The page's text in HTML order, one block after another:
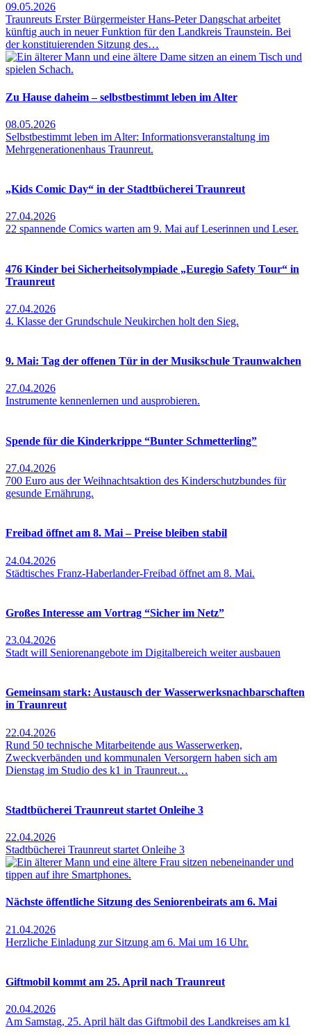
09.05.2026
Traunreuts Erster Bürgermeister Hans-Peter Dangschat arbeitet
künftig auch in neuer Funktion für den Landkreis Traunstein. Bei
der konstituierenden Sitzung des…
Zu Hause daheim – selbstbestimmt leben im Alter
08.05.2026
Selbstbestimmt leben im Alter: Informationsveranstaltung im
Mehrgenerationenhaus Traunreut.
„Kids Comic Day“ in der Stadtbücherei Traunreut
27.04.2026
22 spannende Comics warten am 9. Mai auf Leserinnen und Leser.
476 Kinder bei Sicherheitsolympiade „Euregio Safety Tour“ in
Traunreut
27.04.2026
4. Klasse der Grundschule Neukirchen holt den Sieg.
9. Mai: Tag der offenen Tür in der Musikschule Traunwalchen
27.04.2026
Instrumente kennenlernen und ausprobieren.
Spende für die Kinderkrippe “Bunter Schmetterling”
27.04.2026
700 Euro aus der Weihnachtsaktion des Kinderschutzbundes für
gesunde Ernährung.
Freibad öffnet am 8. Mai – Preise bleiben stabil
24.04.2026
Städtisches Franz-Haberlander-Freibad öffnet am 8. Mai.
Großes Interesse am Vortrag “Sicher im Netz”
23.04.2026
Stadt will Seniorenangebote im Digitalbereich weiter ausbauen
Gemeinsam stark: Austausch der Wasserwerksnachbarschaften
in Traunreut
22.04.2026
Rund 50 technische Mitarbeitende aus Wasserwerken,
Zweckverbänden und kommunalen Versorgern haben sich am
Dienstag im Studio des k1 in Traunreut…
Stadtbücherei Traunreut startet Onleihe 3
22.04.2026
Stadtbücherei Traunreut startet Onleihe 3
Nächste öffentliche Sitzung des Seniorenbeirats am 6. Mai
21.04.2026
Herzliche Einladung zur Sitzung am 6. Mai um 16 Uhr.
Giftmobil kommt am 25. April nach Traunreut
20.04.2026
Am Samstag, 25. April hält das Giftmobil des Landkreises am k1